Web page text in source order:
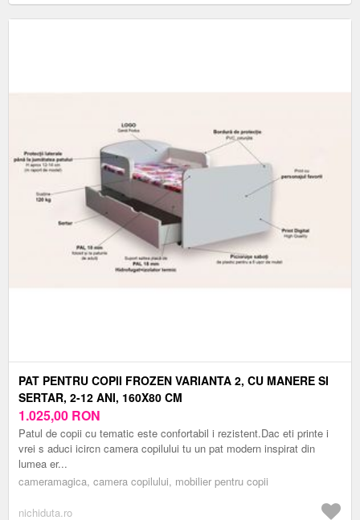
PAT PENTRU COPII FROZEN VARIANTA 2, CU MANERE SI
SERTAR, 2-12 ANI, 160X80 CM
1.025,00 RON
Patul de copii cu tematic este confortabil i rezistent.Dac eti printe i
vrei s aduci icircn camera copilului tu un pat modern inspirat din
lumea er...
cameramagica, camera copilului, mobilier pentru copii
nichiduta.ro